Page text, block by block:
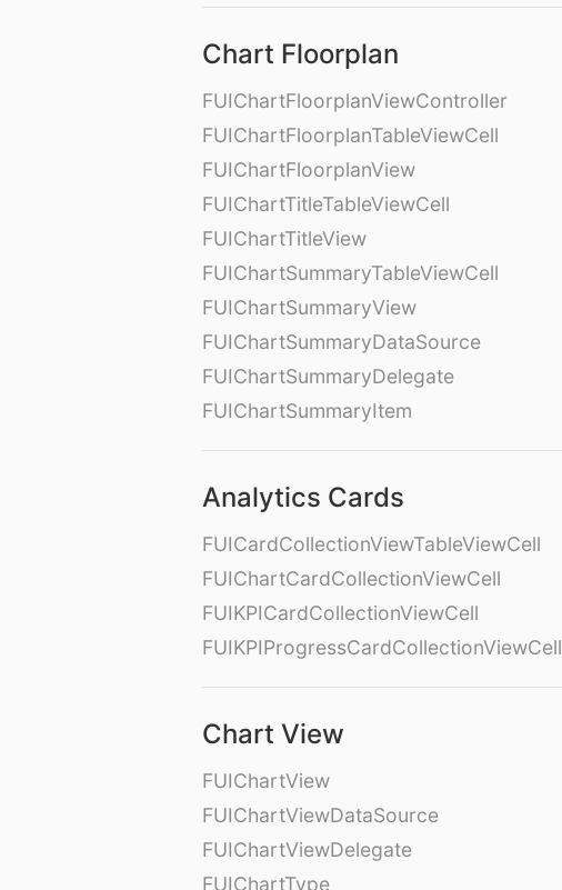
Chart Floorplan
FUIChartFloorplanViewController
FUIChartFloorplanTableViewCell
FUIChartFloorplanView
FUIChartTitleTableViewCell
FUIChartTitleView
FUIChartSummaryTableViewCell
FUIChartSummaryView
FUIChartSummaryDataSource
FUIChartSummaryDelegate
FUIChartSummaryItem
Analytics Cards
FUICardCollectionViewTableViewCell
FUIChartCardCollectionViewCell
FUIKPICardCollectionViewCell
FUIKPIProgressCardCollectionViewCell
Chart View
FUIChartView
FUIChartViewDataSource
FUIChartViewDelegate
FUIChartType